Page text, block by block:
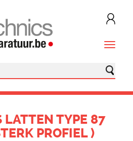
LATTEN TYPE 87
PROFIEL )